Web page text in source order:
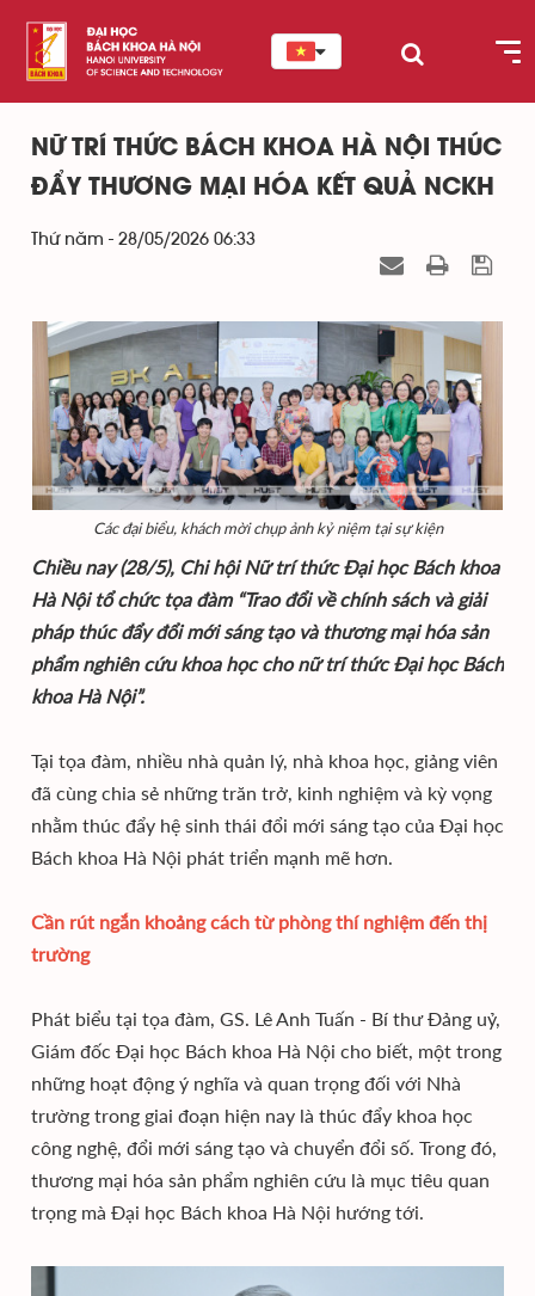
NỮ TRÍ THỨC BÁCH KHOA HÀ NỘI THÚC
ĐẨY THƯƠNG MẠI HÓA KẾT QUẢ NCKH
Thứ năm - 28/05/2026 06:33
Các đại biểu, khách mời chụp ảnh kỷ niệm tại sự kiện
Chiều nay (28/5), Chi hội Nữ trí thức Đại học Bách khoa
Hà Nội tổ chức tọa đàm “Trao đổi về chính sách và giải
pháp thúc đẩy đổi mới sáng tạo và thương mại hóa sản
phẩm nghiên cứu khoa học cho nữ trí thức Đại học Bách
khoa Hà Nội”.
Tại tọa đàm, nhiều nhà quản lý, nhà khoa học, giảng viên
đã cùng chia sẻ những trăn trở, kinh nghiệm và kỳ vọng
nhằm thúc đẩy hệ sinh thái đổi mới sáng tạo của Đại học
Bách khoa Hà Nội phát triển mạnh mẽ hơn.
Cần rút ngắn khoảng cách từ phòng thí nghiệm đến thị
trường
Phát biểu tại tọa đàm, GS. Lê Anh Tuấn - Bí thư Đảng uỷ,
Giám đốc Đại học Bách khoa Hà Nội cho biết, một trong
những hoạt động ý nghĩa và quan trọng đối với Nhà
trường trong giai đoạn hiện nay là thúc đẩy khoa học
công nghệ, đổi mới sáng tạo và chuyển đổi số. Trong đó,
thương mại hóa sản phẩm nghiên cứu là mục tiêu quan
trọng mà Đại học Bách khoa Hà Nội hướng tới.